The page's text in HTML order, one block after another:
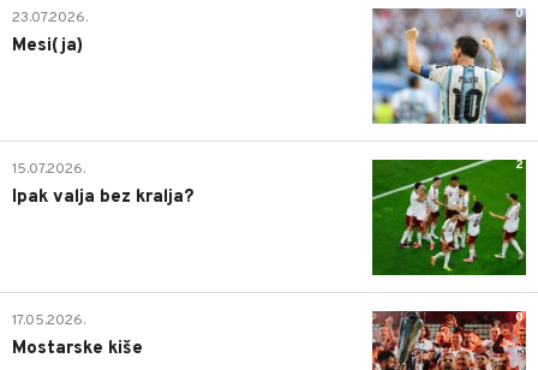
0
23.07.2026.
Mesi(ja)
2
15.07.2026.
Ipak valja bez kralja?
0
17.05.2026.
Mostarske kiše